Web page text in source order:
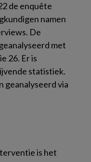
de enquête
namen
De
met
26. Er is
statistiek.
geanalyseerd via
is het